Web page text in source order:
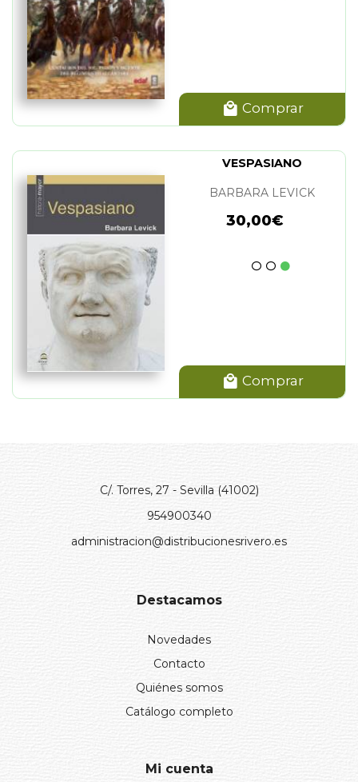
Comprar
VESPASIANO
BARBARA LEVICK
30,00€
Comprar
C/. Torres, 27 - Sevilla (41002)
954900340
administracion@distribucionesrivero.es
Destacamos
Novedades
Contacto
Quiénes somos
Catálogo completo
Mi cuenta